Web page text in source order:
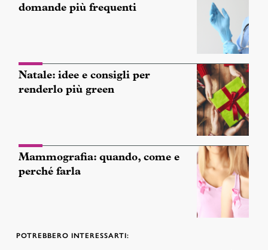
domande più frequenti
Natale: idee e consigli per
renderlo più green
Mammografia: quando, come e
perché farla
POTREBBERO INTERESSARTI: